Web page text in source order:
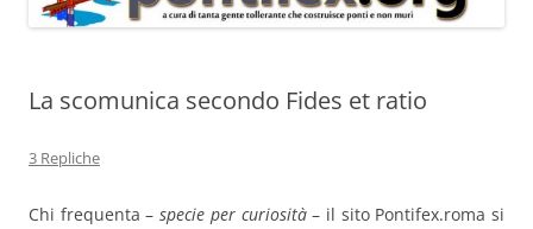
La scomunica secondo Fides et ratio
3 Repliche
Chi frequenta –specie per curiosità– il sito Pontifex.roma si